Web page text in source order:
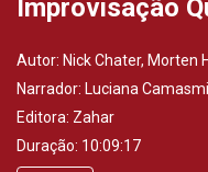
Improvisação
Autor: Nick Chater, Morten
Narrador: Luciana
Editora: Zahar
Duração: 10:09:17